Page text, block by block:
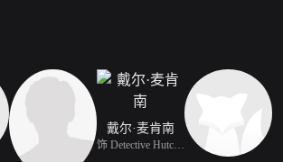
戴尔·麦肯南
饰 Detective Hutchins